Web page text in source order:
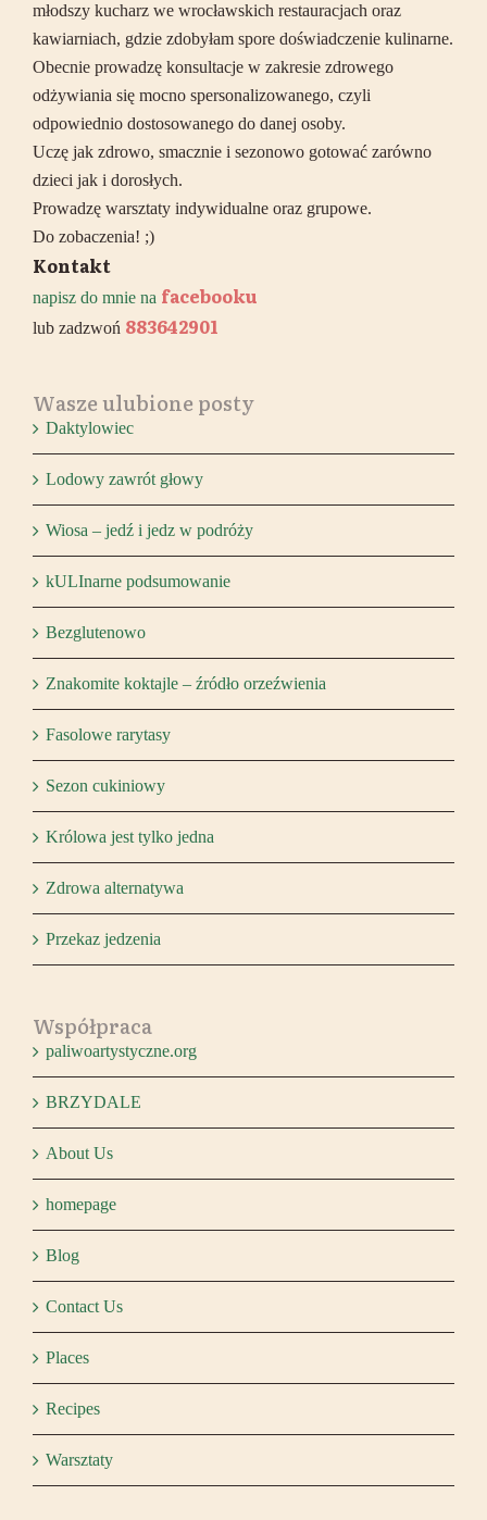
młodszy kucharz we wrocławskich restauracjach oraz
kawiarniach, gdzie zdobyłam spore doświadczenie kulinarne.
Obecnie prowadzę konsultacje w zakresie zdrowego
odżywiania się mocno spersonalizowanego, czyli
odpowiednio dostosowanego do danej osoby.
Uczę jak zdrowo, smacznie i sezonowo gotować zarówno
dzieci jak i dorosłych.
Prowadzę warsztaty indywidualne oraz grupowe.
Do zobaczenia! ;)
Kontakt
napisz do mnie na facebooku
lub zadzwoń 883642901
Wasze ulubione posty
Daktylowiec
Lodowy zawrót głowy
Wiosa – jedź i jedz w podróży
kULInarne podsumowanie
Bezglutenowo
Znakomite koktajle – źródło orzeźwienia
Fasolowe rarytasy
Sezon cukiniowy
Królowa jest tylko jedna
Zdrowa alternatywa
Przekaz jedzenia
Współpraca
paliwoartystyczne.org
BRZYDALE
About Us
homepage
Blog
Contact Us
Places
Recipes
Warsztaty